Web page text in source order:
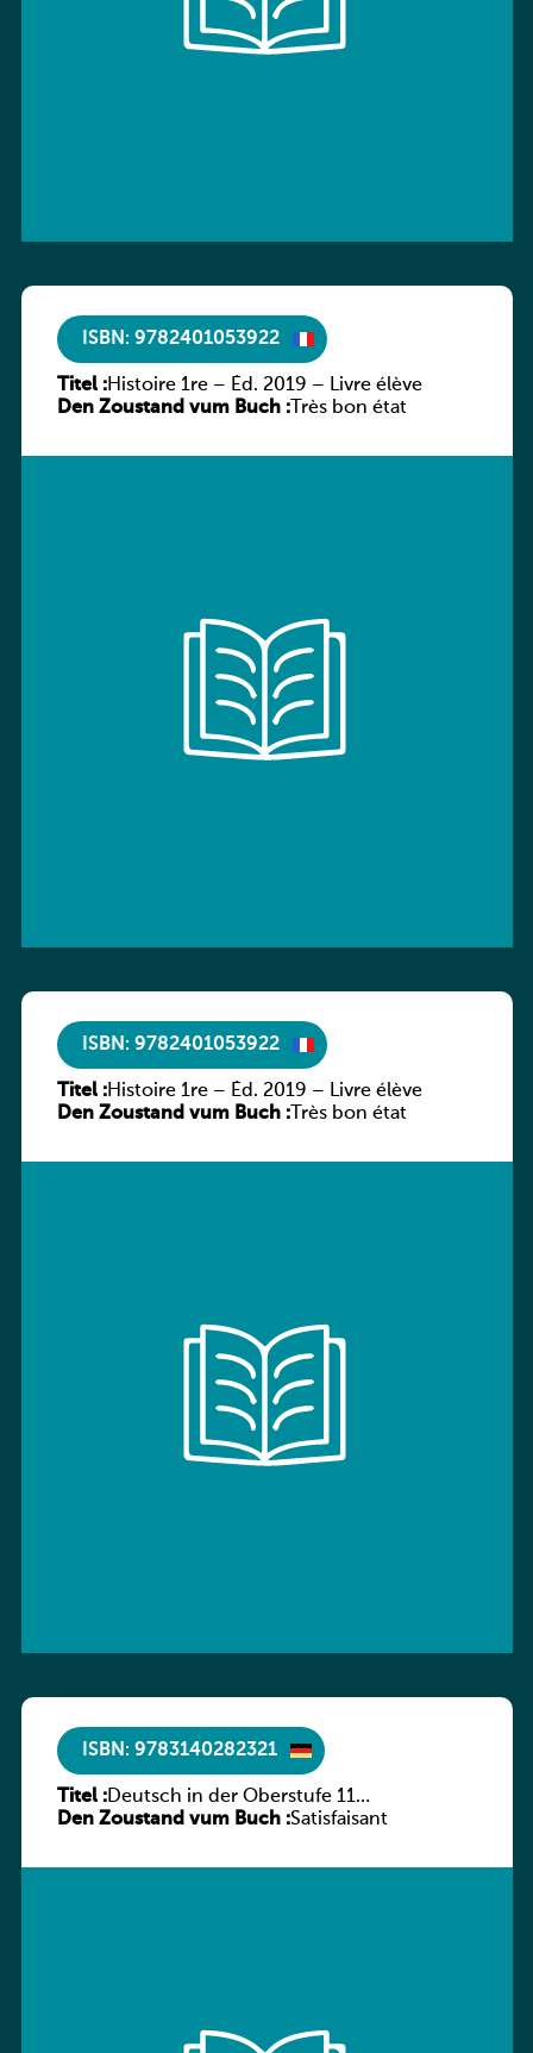
ISBN: 9782401053922
Titel :Histoire 1re – Éd. 2019 – Livre élève
Den Zoustand vum Buch :Très bon état
ISBN: 9782401053922
Titel :Histoire 1re – Éd. 2019 – Livre élève
Den Zoustand vum Buch :Très bon état
ISBN: 9783140282321
Titel :Deutsch in der Oberstufe 11
(Schülerbuch) Ausgabe Bayern
Den Zoustand vum Buch :Satisfaisant